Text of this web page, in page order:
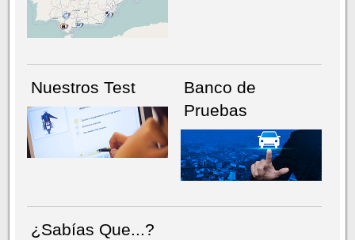
NÚMERO ACTUALHEMEROTECA
Nuestros Test
Banco de
Pruebas
¿Sabías Que...?